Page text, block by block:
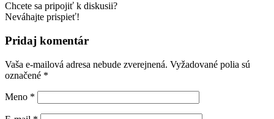
Chcete sa pripojiť k diskusii?
Neváhajte prispieť!
Pridaj komentár
Vaša e-mailová adresa nebude zverejnená. Vyžadované polia sú
označené *
Meno *